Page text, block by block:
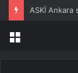
Menü